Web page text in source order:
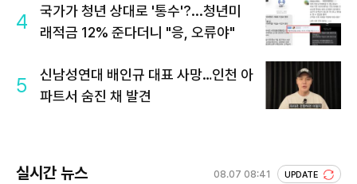
4
국가가 청년 상대로 '통수'?...청년미
래적금 12% 준다더니 "응, 오류야"
5
신남성연대 배인규 대표 사망…인천 아
파트서 숨진 채 발견
실시간 뉴스 08.07 08:41 UPDATE